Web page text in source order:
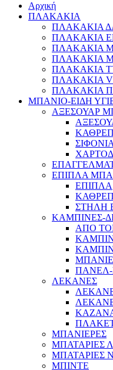
Αρχική
ΠΛΑΚΑΚΙΑ
ΠΛΑΚΑΚΙΑ
ΠΛΑΚΑΚΙΑ
ΠΛΑΚΑΚΙΑ
ΠΛΑΚΑΚΙΑ
ΠΛΑΚΑΚΙΑ
ΠΛΑΚΑΚΙΑ
ΠΛΑΚΑΚΙΑ
ΜΠΑΝΙΟ-ΕΙΔΗ
ΑΞΕΣΟΥΑΡ
ΕΠΙΠΛΑ
ΕΠΙΠΛΑ
ΣΤΗΛΗ
ΚΑΜΠΙΝΕΣ-
ΑΠΟ
ΠΑΝΕΛ-
ΛΕΚΑΝΕΣ
ΜΠΑΝΙΕΡΕΣ
ΜΠΑΤΑΡΙΕΣ
ΜΠΑΤΑΡΙΕΣ
ΜΠΙΝΤΕ